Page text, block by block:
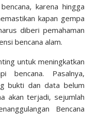
karena hingga
kapan gempa
diberi pemahaman
bencana alam.
untuk meningkatkan
bencana. Pasalnya,
bukti dan data belum
akan terjadi, sejumlah
Bencana